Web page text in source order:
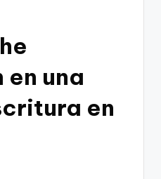
una
en